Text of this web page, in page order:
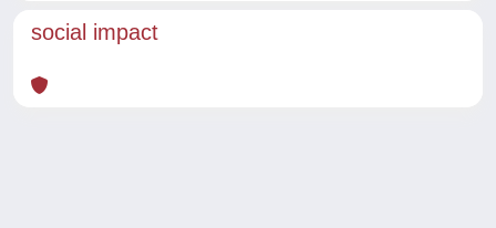
social impact